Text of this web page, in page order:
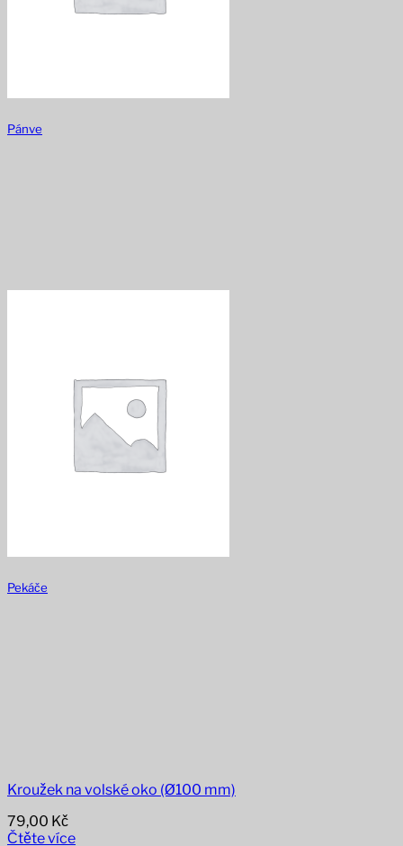
Pánve
Pekáče
Kroužek na volské oko (Ø100 mm)
79,00 Kč
Čtěte více